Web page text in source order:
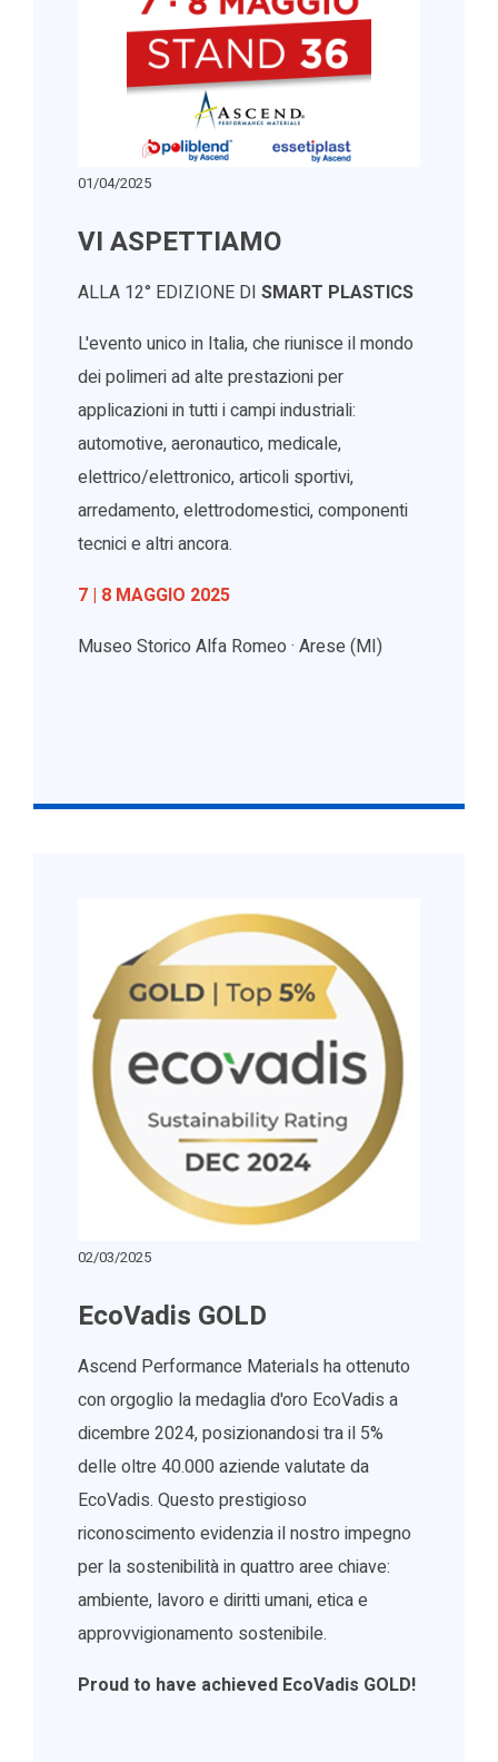
01/04/2025
VI ASPETTIAMO
ALLA 12° EDIZIONE DI SMART PLASTICS
L'evento unico in Italia, che riunisce il mondo
dei polimeri ad alte prestazioni per
applicazioni in tutti i campi industriali:
automotive, aeronautico, medicale,
elettrico/elettronico, articoli sportivi,
arredamento, elettrodomestici, componenti
tecnici e altri ancora.
7 | 8 MAGGIO 2025
Museo Storico Alfa Romeo · Arese (MI)
02/03/2025
EcoVadis GOLD
Ascend Performance Materials ha ottenuto
con orgoglio la medaglia d'oro EcoVadis a
dicembre 2024, posizionandosi tra il 5%
delle oltre 40.000 aziende valutate da
EcoVadis. Questo prestigioso
riconoscimento evidenzia il nostro impegno
per la sostenibilità in quattro aree chiave:
ambiente, lavoro e diritti umani, etica e
approvvigionamento sostenibile.
Proud to have achieved EcoVadis GOLD!